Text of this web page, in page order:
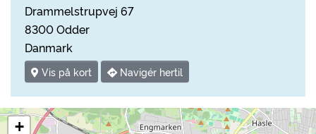
Drammelstrupvej 67
8300 Odder
Danmark
Vis på kort Navigér hertil
+